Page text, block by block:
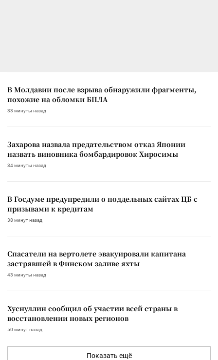
В Молдавии после взрыва обнаружили фрагменты,
похожие на обломки БПЛА
33 минуты назад
Захарова назвала предательством отказ Японии
назвать виновника бомбардировок Хиросимы
34 минуты назад
В Госдуме предупредили о поддельных сайтах ЦБ с
призывами к кредитам
38 минут назад
Спасатели на вертолете эвакуировали капитана
застрявшей в Финском заливе яхты
43 минуты назад
Хуснуллин сообщил об участии всей страны в
восстановлении новых регионов
50 минут назад
Показать ещё